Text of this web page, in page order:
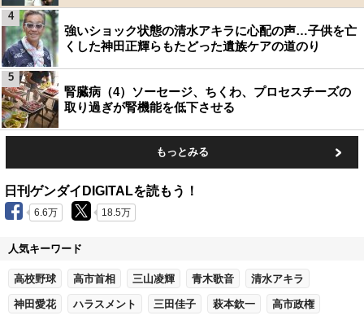
強いショック状態の清水アキラに心配の声…子供を亡
くした神田正輝らもたどった遺族ケアの道のり
4
腎臓病（4）ソーセージ、ちくわ、プロセスチーズの
取り過ぎが腎機能を低下させる
5
もっとみる
日刊ゲンダイDIGITALを読もう！
6.6万 18.5万
人気キーワード
高校野球 高市首相 三山凌輝 青木歌音 清水アキラ
神田愛花 ハラスメント 三田佳子 萩本欽一 高市政権